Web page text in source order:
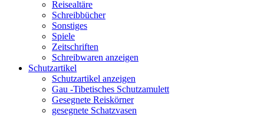
Reisealtäre
Schreibbücher
Sonstiges
Spiele
Zeitschriften
Schreibwaren anzeigen
Schutzartikel
Schutzartikel anzeigen
Gau -Tibetisches Schutzamulett
Gesegnete Reiskörner
gesegnete Schatzvasen